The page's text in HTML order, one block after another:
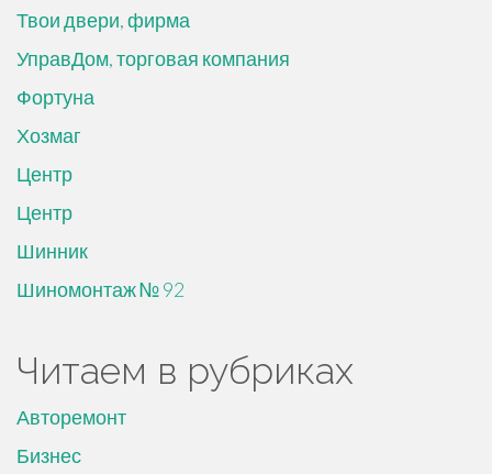
Твои двери, фирма
УправДом, торговая компания
Фортуна
Хозмаг
Центр
Центр
Шинник
Шиномонтаж № 92
Читаем в рубриках
Авторемонт
Бизнес